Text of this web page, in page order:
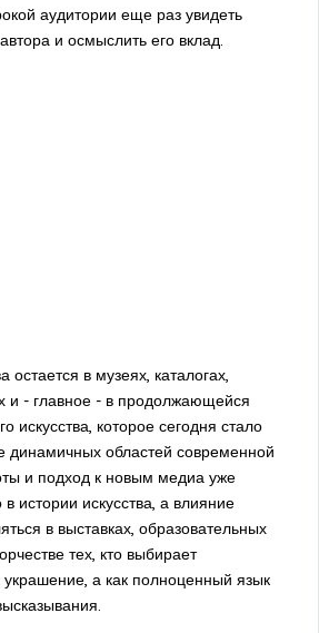
аудитории еще раз увидеть
и осмыслить его вклад.
остается в музеях, каталогах,
и - главное - в продолжающейся
искусства, которое сегодня стало
динамичных областей современной
и подход к новым медиа уже
истории искусства, а влияние
в выставках, образовательных
тех, кто выбирает
украшение, а как полноценный язык